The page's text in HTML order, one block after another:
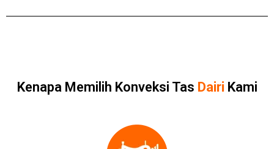
Kenapa Memilih Konveksi Tas DairiKami